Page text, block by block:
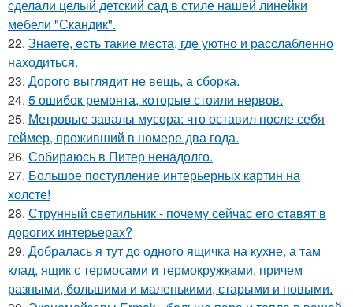
сделали целый детский сад в стиле нашей линейки
мебели "Скандик".
22. Знаете, есть такие места, где уютно и расслабленно
находиться.
23. Дорого выглядит не вещь, а сборка.
24. 5 ошибок ремонта, которые стоили нервов.
25. Метровые завалы мусора: что оставил после себя
геймер, проживший в номере два года.
26. Собираюсь в Питер ненадолго.
27. Большое поступление интерьерных картин на
холсте!
28. Струнный светильник - почему сейчас его ставят в
дорогих интерьерах?
29. Добралась я тут до одного ящичка на кухне, а там
клад, ящик с термосами и термокружками, причем
разными, большими и маленькими, старыми и новыми.